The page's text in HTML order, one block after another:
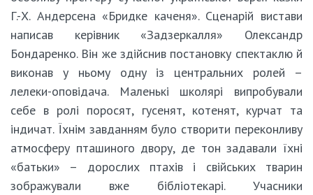
Г.-Х. Андерсена «Бридке каченя». Сценарій вистави
написав керівник «Задзеркалля» Олександр
Бондаренко. Він же здійснив постановку спектаклю й
виконав у ньому одну із центральних ролей –
лелеки-оповідача. Маленькі школярі випробували
себе в ролі поросят, гусенят, котенят, курчат та
індичат. Їхнім завданням було створити переконливу
атмосферу пташиного двору, де тон задавали їхні
«батьки» – дорослих птахів і свійських тварин
зображували вже бібліотекарі. Учасники